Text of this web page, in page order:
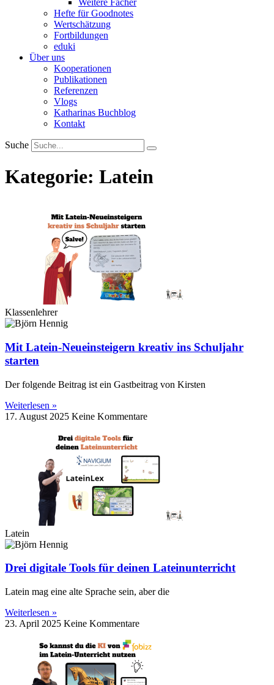
Weitere Fächer
Hefte für Goodnotes
Wertschätzung
Fortbildungen
eduki
Über uns
Kooperationen
Publikationen
Referenzen
Vlogs
Katharinas Buchblog
Kontakt
Suche
Kategorie: Latein
Klassenlehrer
Mit Latein-Neueinsteigern kreativ ins Schuljahr
starten
Der folgende Beitrag ist ein Gastbeitrag von Kirsten
Weiterlesen »
17. August 2025 Keine Kommentare
Latein
Drei digitale Tools für deinen Lateinunterricht
Latein mag eine alte Sprache sein, aber die
Weiterlesen »
23. April 2025 Keine Kommentare